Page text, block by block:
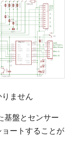
ません
基盤とセンサー
ートすることが